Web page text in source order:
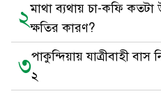
২মাথা ব্যথায় চা-কফি
ক্ষতির কারণ?
৩পাকুন্দিয়ায় যাত্রীবাহী বাস
২